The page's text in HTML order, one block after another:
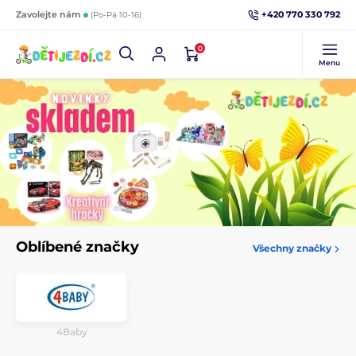
Zavolejte nám (Po-Pá 10-16) +420 770 330 792
0
Menu
Oblíbené značky Všechny značky
4Baby